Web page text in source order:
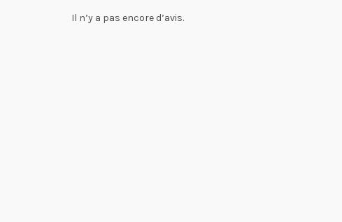
Il n’y a pas encore d’avis.